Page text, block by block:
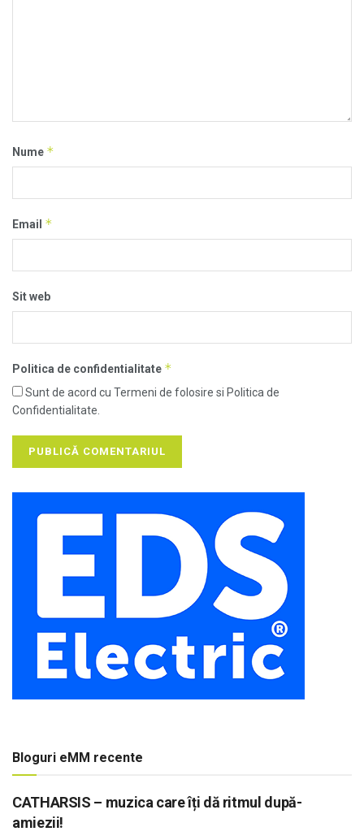
Nume *
Email *
Sit web
Politica de confidentialitate *
Sunt de acord cu Termeni de folosire si Politica de
Confidentialitate.
Bloguri eMM recente
CATHARSIS – muzica care îți dă ritmul după-
amiezii!